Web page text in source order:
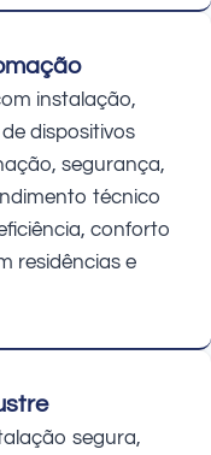
instalação,
dispositivos
segurança,
técnico
conforto
residências e
segura,